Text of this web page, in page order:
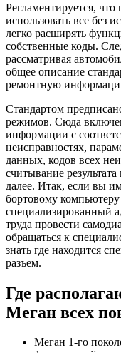
Регламентируется,
использовать все без
легко расширять
собственные коды.
рассматривая
общее описание
ремонтную
Стандартом
режимов. Сюда
информации с
неисправностях,
данных, кодов всех
считывание
далее. Итак, если вы
бортовому
специализированный
труда провести
обращаться к
знать где находится
разъем.
Где
Меган всех
Меган 1-го